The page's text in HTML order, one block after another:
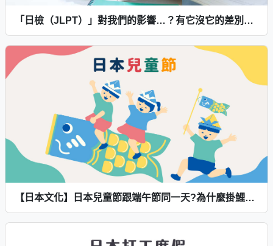
「日檢（JLPT）」對我們的影響…？有它沒它的差別是？
【日本文化】日本兒童節跟端午節同一天?為什麼掛鯉魚旗？